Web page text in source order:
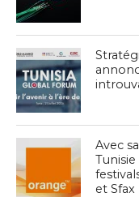
Avec
et Sfax